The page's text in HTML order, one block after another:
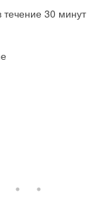
30 минут